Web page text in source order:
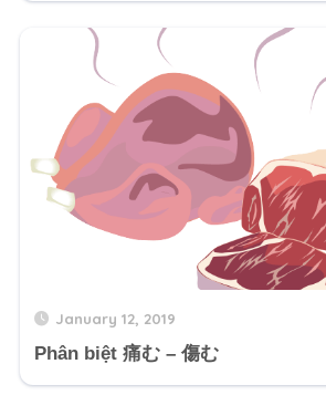
January 12, 2019
Phân biệt 痛む – 傷む